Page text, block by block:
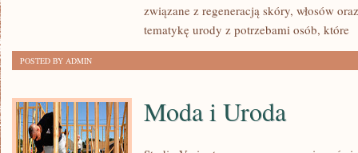
związane z regeneracją skóry, włosów
tematykę urody z potrzebami osób, które
POSTED BY ADMIN
Moda i Uroda